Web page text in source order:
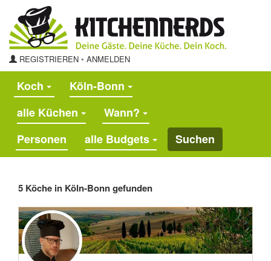
REGISTRIEREN ◦ ANMELDEN
Koch
Köln-Bonn
alle Küchen
Wann?
alle Budgets
Suchen
5 Köche in Köln-Bonn gefunden